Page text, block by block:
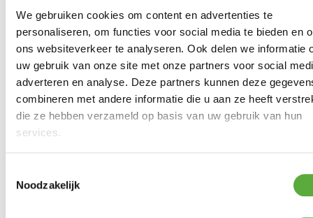
We gebruiken cookies om content en advertenties te
personaliseren, om functies voor social media te bieden en
ons websiteverkeer te analyseren. Ook delen we informatie
uw gebruik van onze site met onze partners voor social
adverteren en analyse. Deze partners kunnen deze
combineren met andere informatie die u aan ze heeft
die ze hebben verzameld op basis van uw gebruik van hun
services.
NoodzakelijkWeber SLATE GP Premium